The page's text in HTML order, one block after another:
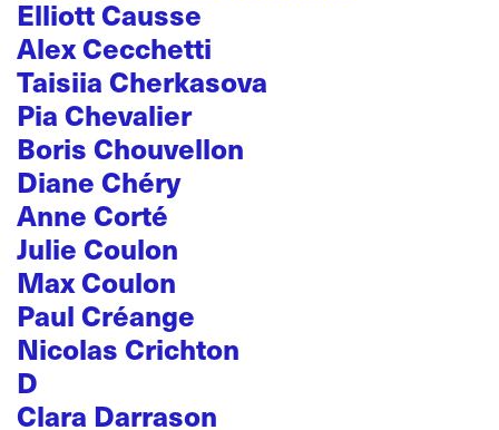
Elliott Causse
Alex Cecchetti
Taisiia Cherkasova
Pia Chevalier
Boris Chouvellon
Diane Chéry
Anne Corté
Julie Coulon
Max Coulon
Paul Créange
Nicolas Crichton
D
Clara Darrason